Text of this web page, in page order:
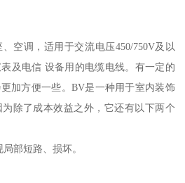
空调，适用于交流电压450/750V及以
及电信 设备用的电缆电线。有一定的
加方便一些。BV是一种用于室内装饰
除了成本效益之外，它还有以下两个
部短路、损坏。